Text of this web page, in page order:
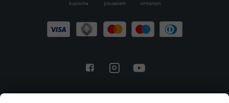
kupovina
pouzećem
virmanom